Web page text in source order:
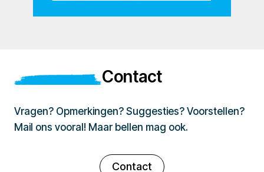
Contact
Vragen? Opmerkingen? Suggesties? Voorstellen?
Mail ons vooral! Maar bellen mag ook.
Contact